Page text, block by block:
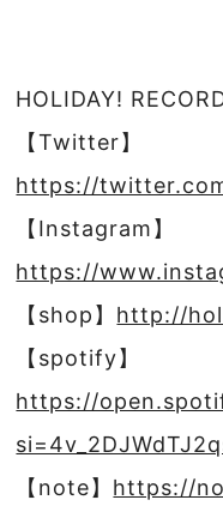
HOLIDAY!
【Twitter】
https://
【Instagram】
https://
【shop】 http://
【spotify】
https://
【note】 https://